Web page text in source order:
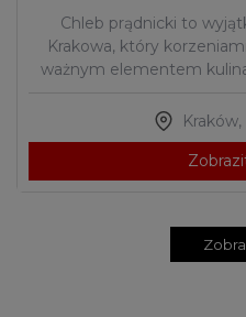
Chleb prądnicki to
Krakowa, który
ważnym elementem
Kraków,